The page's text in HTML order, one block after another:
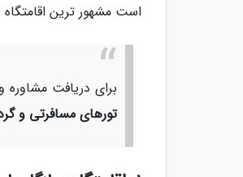
است مشهور ترین
برای دریافت
تورهای مسافرتی و